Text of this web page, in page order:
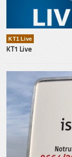
KT1 Live
KT1 Live